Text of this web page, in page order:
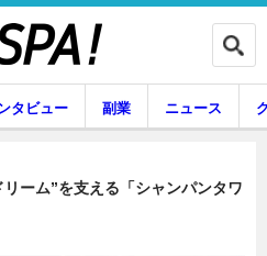
タビュー 副業 ニュース
ーム”を支える「シャンパンタワ